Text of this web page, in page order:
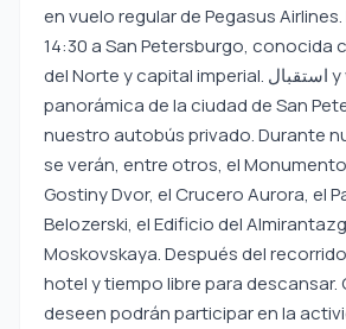
en vuelo regular de Pegasus
14:30 a San Petersburgo, conocida
del Norte y capital imperial. استقبال y visita
panorámica de la ciudad de San
nuestro autobús privado. Durante
se verán, entre otros, el Monumento
Gostiny Dvor, el Crucero Aurora, el
Belozerski, el Edificio del
Moskovskaya. Después del
hotel y tiempo libre para descansar.
deseen podrán participar en la